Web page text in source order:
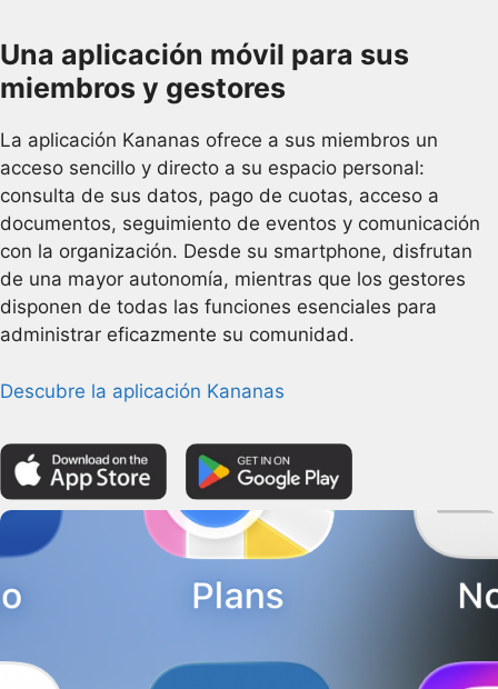
Una aplicación móvil para sus
miembros y gestores
La aplicación Kananas ofrece a sus miembros un
acceso sencillo y directo a su espacio personal:
consulta de sus datos, pago de cuotas, acceso a
documentos, seguimiento de eventos y comunicación
con la organización. Desde su smartphone, disfrutan
de una mayor autonomía, mientras que los gestores
disponen de todas las funciones esenciales para
administrar eficazmente su comunidad.
Descubre la aplicación Kananas